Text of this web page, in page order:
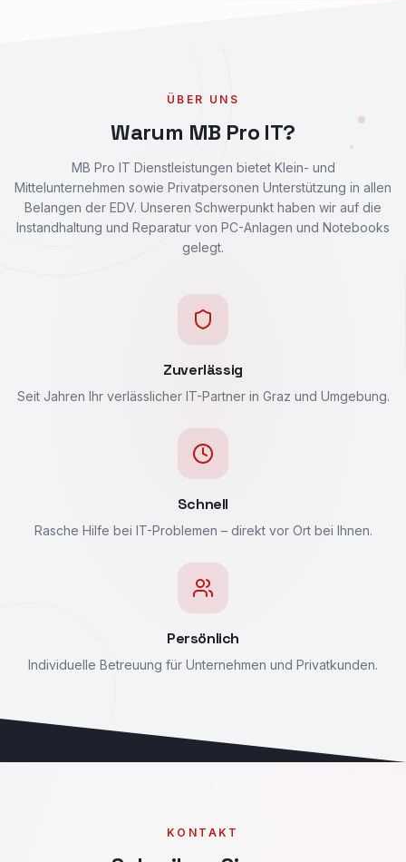
ÜBER UNS
Warum MB Pro IT?
MB Pro IT Dienstleistungen bietet Klein- und
Mittelunternehmen sowie Privatpersonen Unterstützung in allen
Belangen der EDV. Unseren Schwerpunkt haben wir auf die
Instandhaltung und Reparatur von PC-Anlagen und Notebooks
gelegt.
Zuverlässig
Seit Jahren Ihr verlässlicher IT-Partner in Graz und Umgebung.
Schnell
Rasche Hilfe bei IT-Problemen – direkt vor Ort bei Ihnen.
Persönlich
Individuelle Betreuung für Unternehmen und Privatkunden.
KONTAKT